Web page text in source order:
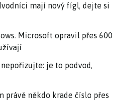
mají nový fígl, dejte si
Microsoft opravil přes 600
je to podvod,
právě někdo krade číslo přes